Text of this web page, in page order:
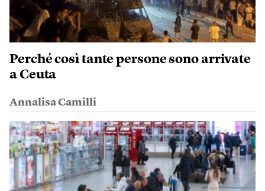
Perché così tante persone sono arrivate
a Ceuta
Annalisa Camilli